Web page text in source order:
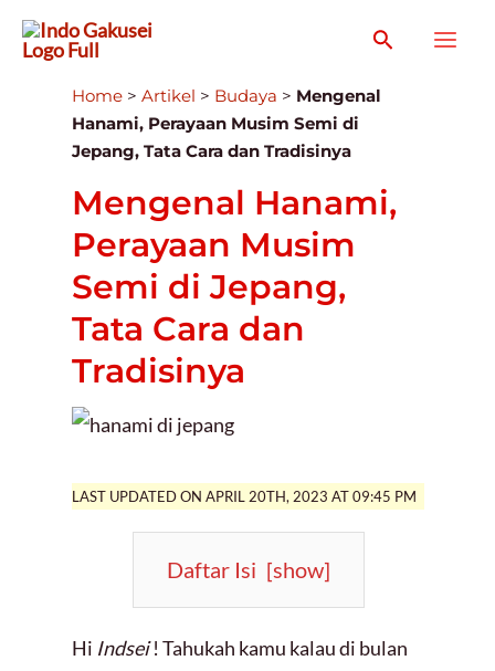
Search
Home> Artikel > Budaya > Mengenal
Hanami, Perayaan Musim Semi di
Jepang, Tata Cara dan Tradisinya
Mengenal Hanami,
Perayaan Musim
Semi di Jepang,
Tata Cara dan
Tradisinya
LAST UPDATED ON APRIL 20TH, 2023 AT 09:45 PM
Daftar Isi [show]
Hi Indsei! Tahukah kamu kalau di bulan